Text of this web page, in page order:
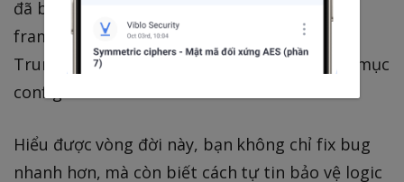
đã bị niêm phong. Đó là lý do kiến trúc của
framework ép buộc chúng ta phải có kỷ luật:
Trung chuyển mọi biến môi trường qua thư mục
config.
Hiểu được vòng đời này, bạn không chỉ fix bug
nhanh hơn, mà còn biết cách tự tin bảo vệ logic